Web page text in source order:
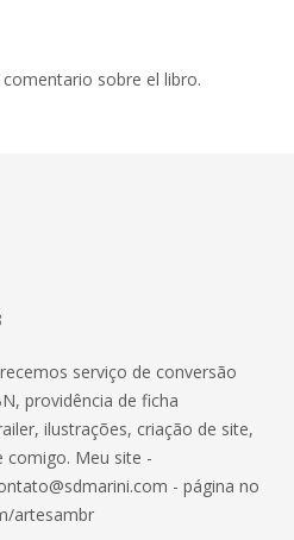
sobre el libro.
serviço de conversão
providência de ficha
ilustrações, criação de site,
comigo. Meu site -
- página no
artesambr